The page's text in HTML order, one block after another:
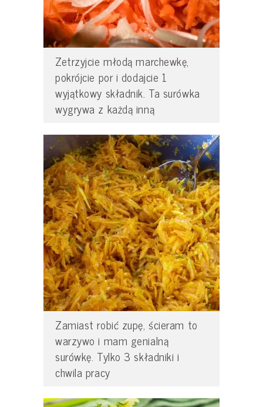
Zetrzyjcie młodą marchewkę,
pokrójcie por i dodajcie 1
wyjątkowy składnik. Ta surówka
wygrywa z każdą inną
Zamiast robić zupę, ścieram to
warzywo i mam genialną
surówkę. Tylko 3 składniki i
chwila pracy